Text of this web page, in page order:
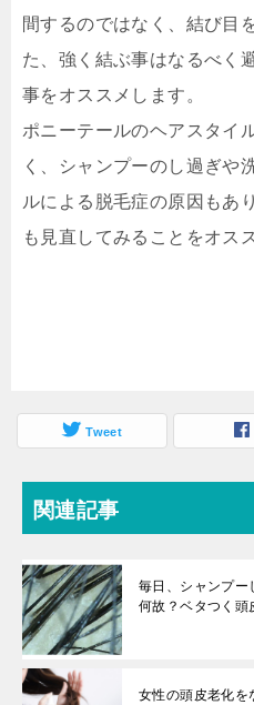
間するのではなく、結び目
た、強く結ぶ事はなるべく
事をオススメします。
ポニーテールのヘアスタイ
く、シャンプーのし過ぎや
ルによる脱毛症の原因もあ
も見直してみることをオス
Tweet
関連記事
毎日、シャンプー
何故？ベタつく頭
女性の頭皮老化を